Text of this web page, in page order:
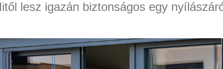
lesz igazán biztonságos egy